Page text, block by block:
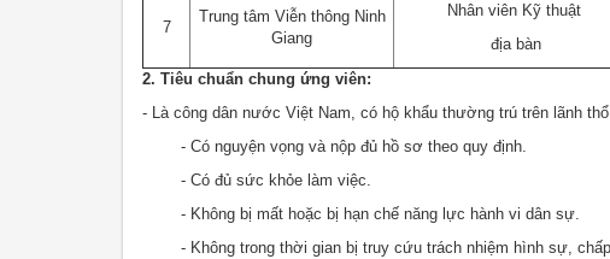
7
Trung tâm Viễn thông Ninh
Giang
Nhân viên Kỹ thuật
địa bàn
2. Tiêu chuẩn chung ứng viên:
- Là công dân nước Việt Nam, có hộ khẩu thường trú trên lãnh
- Có nguyện vọng và nộp đủ hồ sơ theo quy định.
- Có đủ sức khỏe làm việc.
- Không bị mất hoặc bị hạn chế năng lực hành vi dân sự.
- Không trong thời gian bị truy cứu trách nhiệm hình sự, chấp